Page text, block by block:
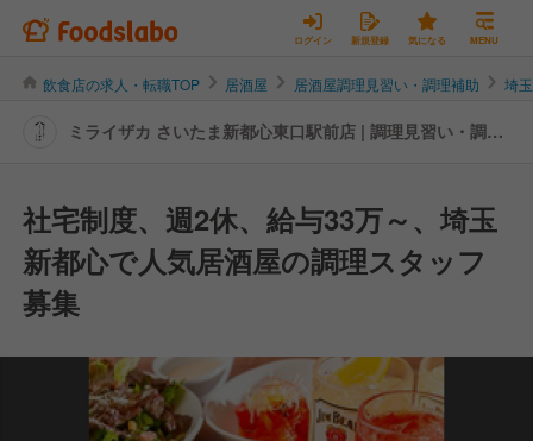
ログイン 新規登録 気になる MENU
飲食店の求人・転職TOP 居酒屋 居酒屋調理見習い・調理補助 埼
ミライザカ さいたま新都心東口駅前店 | 調理見習い・調理
社宅制度、週2休、給与33万～、埼玉
新都心で人気居酒屋の調理スタッフ
募集